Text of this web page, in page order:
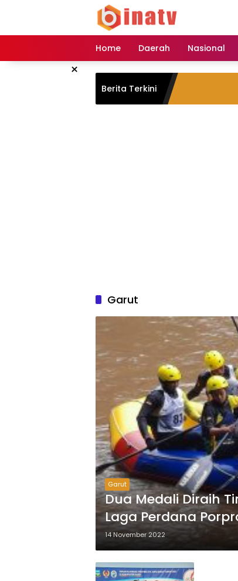
Home Daerah Nasional
×
Berita Terkini
Garut
Garut
Dua Medali Diraih
Laga Perdana
14 November 2022